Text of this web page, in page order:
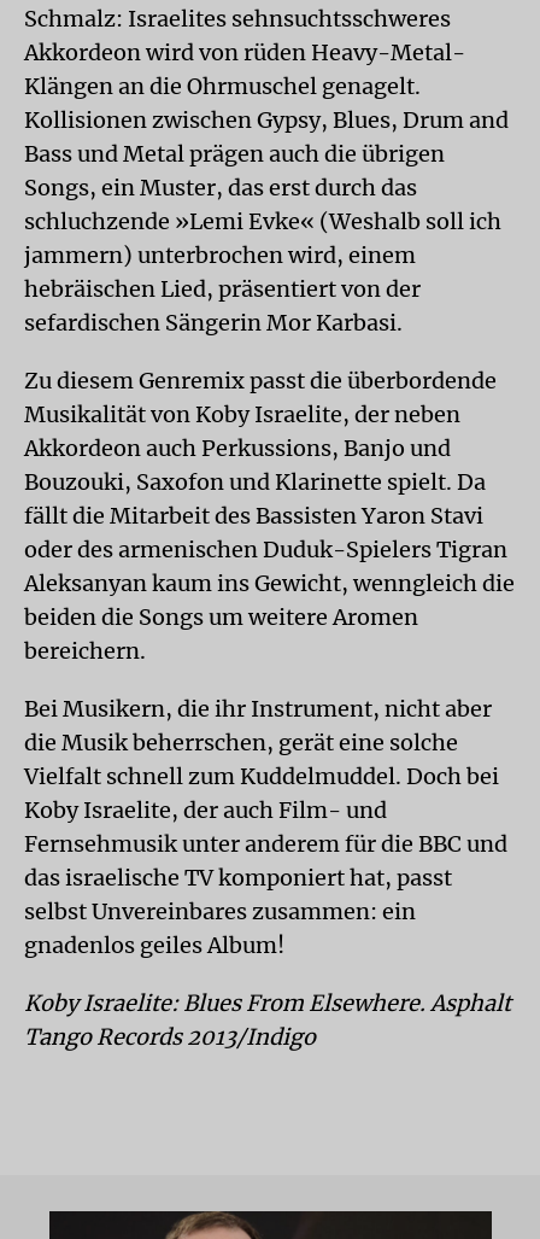
Schmalz: Israelites sehnsuchtsschweres
Akkordeon wird von rüden Heavy-Metal-
Klängen an die Ohrmuschel genagelt.
Kollisionen zwischen Gypsy, Blues, Drum and
Bass und Metal prägen auch die übrigen
Songs, ein Muster, das erst durch das
schluchzende »Lemi Evke« (Weshalb soll ich
jammern) unterbrochen wird, einem
hebräischen Lied, präsentiert von der
sefardischen Sängerin Mor Karbasi.
Zu diesem Genremix passt die überbordende
Musikalität von Koby Israelite, der neben
Akkordeon auch Perkussions, Banjo und
Bouzouki, Saxofon und Klarinette spielt. Da
fällt die Mitarbeit des Bassisten Yaron Stavi
oder des armenischen Duduk-Spielers Tigran
Aleksanyan kaum ins Gewicht, wenngleich die
beiden die Songs um weitere Aromen
bereichern.
Bei Musikern, die ihr Instrument, nicht aber
die Musik beherrschen, gerät eine solche
Vielfalt schnell zum Kuddelmuddel. Doch bei
Koby Israelite, der auch Film- und
Fernsehmusik unter anderem für die BBC und
das israelische TV komponiert hat, passt
selbst Unvereinbares zusammen: ein
gnadenlos geiles Album!
Koby Israelite: Blues From Elsewhere. Asphalt
Tango Records 2013/Indigo